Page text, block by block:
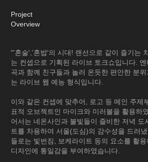
Project
Overview
"'혼술','혼밥'의 시대! 랜선으로 같이 즐기는
는 컨셉으로 기획된 라이브 토크쇼입니다.
곡과 함께 친구들과 놀러 온듯한 편안한 분
는 라이브 웹 예능 형식입니다.
이와 같은 컨셉에 맞추어, 로고 등 메인 주제
표적 오브젝트인 마이크와 미러볼을 활용하
어서는 네온사인과 불빛들이 즐비한 저녁 도
트를 차용하여 서울(도심)의 감수성을 드러
들로는 빛번짐, 보케라이트 등의 요소를 활
디자인에 통일감을 부여하였습니다.